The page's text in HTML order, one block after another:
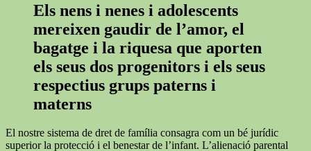
Els nens i nenes i adolescents
mereixen gaudir de l’amor, el
bagatge i la riquesa que aporten
els seus dos progenitors i els seus
respectius grups paterns i
materns
El nostre sistema de dret de família consagra com un bé jurídic
superior la protecció i el benestar de l’infant. L’alienació parental